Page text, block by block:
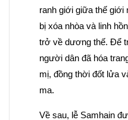
ranh giới giữa thế
bị xóa nhòa và linh
trở về dương thế. Để
người dân đã hóa
mị, đồng thời đốt lửa
ma.
Về sau, lễ Samhain